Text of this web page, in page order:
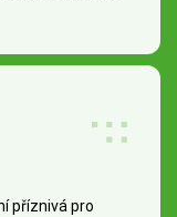
příznivá pro